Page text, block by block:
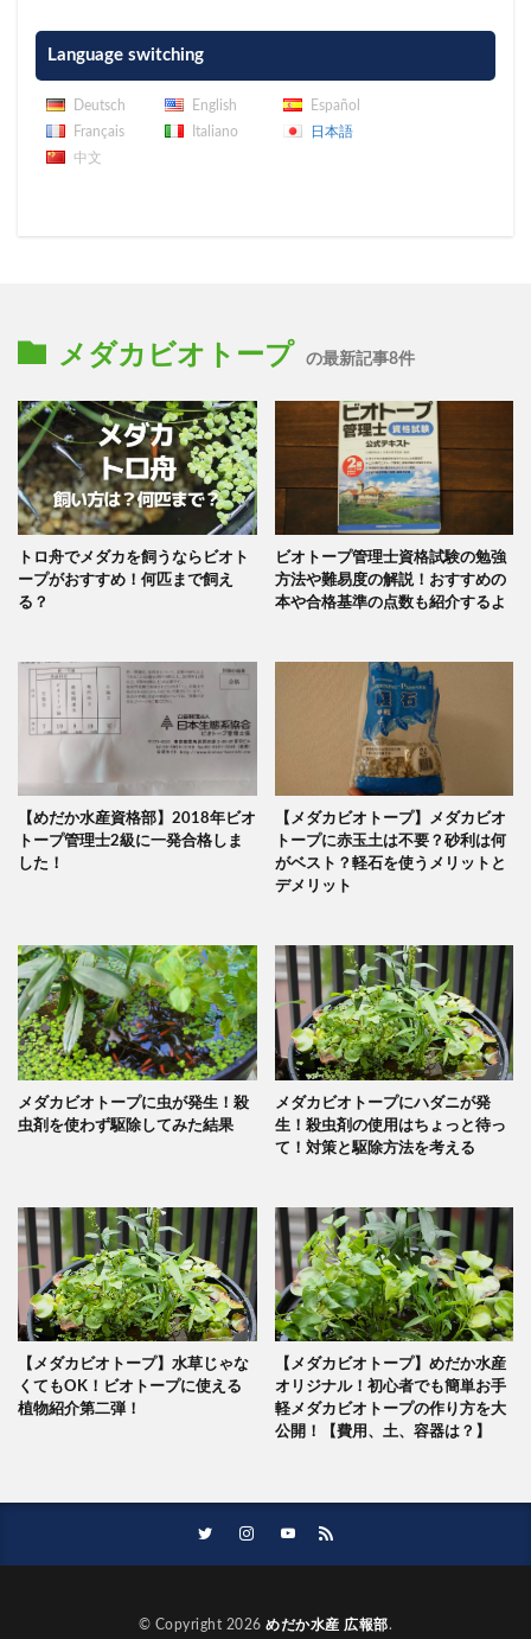
Language switching
Deutsch English
Español
Français
Italiano
日本語
中文
メダカビオトープ の最新記事8件
トロ舟でメダカを飼うならビオト
ープがおすすめ！何匹まで飼え
る？
ビオトープ管理士資格試験の勉強
方法や難易度の解説！おすすめの
本や合格基準の点数も紹介するよ
【めだか水産資格部】2018年ビオ
トープ管理士2級に一発合格しま
した！
【メダカビオトープ】メダカビオ
トープに赤玉土は不要？砂利は何
がベスト？軽石を使うメリットと
デメリット
メダカビオトープに虫が発生！殺
虫剤を使わず駆除してみた結果
メダカビオトープにハダニが発
生！殺虫剤の使用はちょっと待っ
て！対策と駆除方法を考える
【メダカビオトープ】水草じゃな
くてもOK！ビオトープに使える
植物紹介第二弾！
【メダカビオトープ】めだか水産
オリジナル！初心者でも簡単お手
軽メダカビオトープの作り方を大
公開！【費用、土、容器は？】
© Copyright 2026めだか水産 広報部.